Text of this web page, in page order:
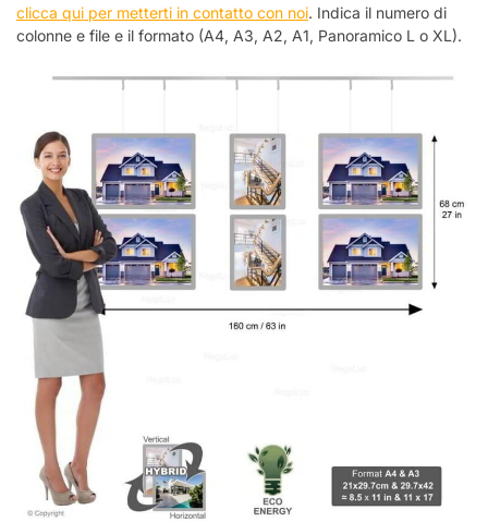
clicca qui per metterti in contatto con noi. Indica il numero di
colonne e file e il formato (A4, A3, A2, A1, Panoramico L o XL).